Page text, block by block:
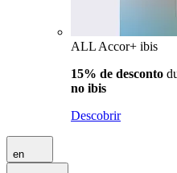
ALL Accor+ ibis
15% de desconto
no ibis
Descobrir
en